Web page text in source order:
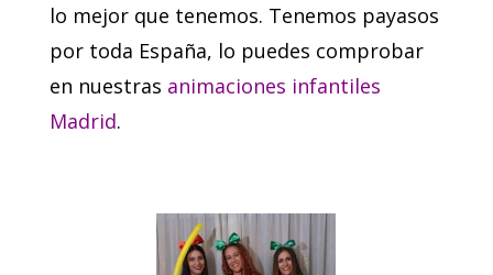
lo mejor que tenemos. Tenemos payasos
por toda España, lo puedes comprobar
en nuestras animaciones infantiles
Madrid.